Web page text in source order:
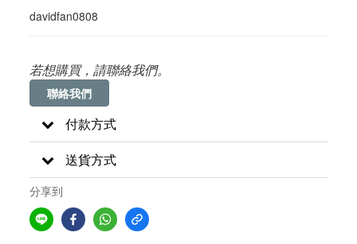
davidfan0808
若想購買，請聯絡我們。
聯絡我們
付款方式
送貨方式
分享到